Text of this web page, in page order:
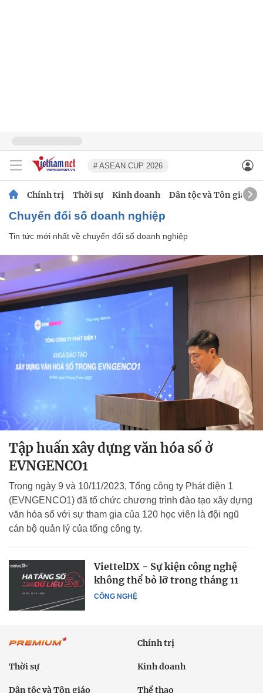
# ASEAN CUP 2026
Chính trị Thời sự Kinh doanh Dân tộc và Tôn giáo
chuyển đổi số doanh nghiệp
Tin tức mới nhất về chuyển đổi số doanh nghiệp
Tập huấn xây dựng văn hóa số ở
EVNGENCO1
Trong ngày 9 và 10/11/2023, Tổng công ty Phát điện 1
(EVNGENCO1) đã tổ chức chương trình đào tạo xây dựng
văn hóa số với sự tham gia của 120 học viên là đội ngũ
cán bộ quản lý của tổng công ty.
CÔNG NGHỆ
ViettelDX - Sự kiện công nghệ
không thể bỏ lỡ trong tháng 11
Chính trị
Thời sự Kinh doanh
Dân tộc và Tôn giáo Thể thao